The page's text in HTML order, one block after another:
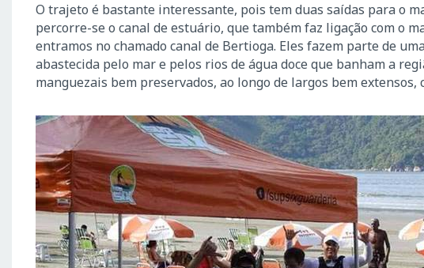
O trajeto é bastante interessante, pois tem duas saídas para o
percorre-se o canal de estuário, que também faz ligação com o
entramos no chamado canal de Bertioga. Eles fazem parte de
abastecida pelo mar e pelos rios de água doce que banham a
manguezais bem preservados, ao longo de largos bem